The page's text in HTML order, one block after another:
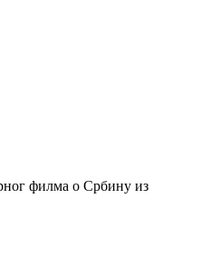
филма о Србину из